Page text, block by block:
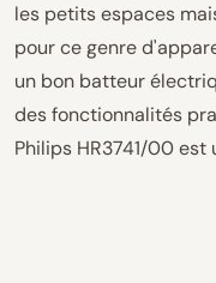
les petits espaces
pour ce genre
un bon batteur
des fonctionnalités
Philips HR3741/00 est